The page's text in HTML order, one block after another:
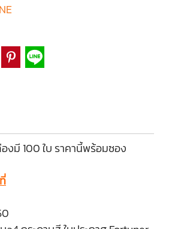
งมี 100 ใบ ราคานี้พร้อมซอง